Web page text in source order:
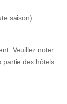
saison).
Veuillez noter
partie des hôtels